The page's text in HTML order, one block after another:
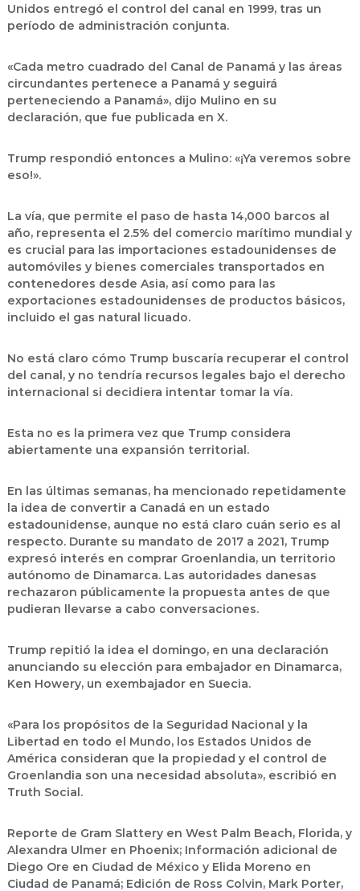
Unidos entregó el control del canal en 1999, tras un
período de administración conjunta.
«Cada metro cuadrado del Canal de Panamá y las áreas
circundantes pertenece a Panamá y seguirá
perteneciendo a Panamá», dijo Mulino en su
declaración, que fue publicada en X.
Trump respondió entonces a Mulino: «¡Ya veremos sobre
eso!».
La vía, que permite el paso de hasta 14,000 barcos al
año, representa el 2.5% del comercio marítimo mundial y
es crucial para las importaciones estadounidenses de
automóviles y bienes comerciales transportados en
contenedores desde Asia, así como para las
exportaciones estadounidenses de productos básicos,
incluido el gas natural licuado.
No está claro cómo Trump buscaría recuperar el control
del canal, y no tendría recursos legales bajo el derecho
internacional si decidiera intentar tomar la vía.
Esta no es la primera vez que Trump considera
abiertamente una expansión territorial.
En las últimas semanas, ha mencionado repetidamente
la idea de convertir a Canadá en un estado
estadounidense, aunque no está claro cuán serio es al
respecto. Durante su mandato de 2017 a 2021, Trump
expresó interés en comprar Groenlandia, un territorio
autónomo de Dinamarca. Las autoridades danesas
rechazaron públicamente la propuesta antes de que
pudieran llevarse a cabo conversaciones.
Trump repitió la idea el domingo, en una declaración
anunciando su elección para embajador en Dinamarca,
Ken Howery, un exembajador en Suecia.
«Para los propósitos de la Seguridad Nacional y la
Libertad en todo el Mundo, los Estados Unidos de
América consideran que la propiedad y el control de
Groenlandia son una necesidad absoluta», escribió en
Truth Social.
Reporte de Gram Slattery en West Palm Beach, Florida, y
Alexandra Ulmer en Phoenix; Información adicional de
Diego Ore en Ciudad de México y Elida Moreno en
Ciudad de Panamá; Edición de Ross Colvin, Mark Porter,